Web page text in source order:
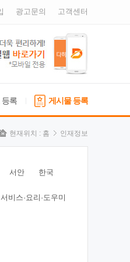
광고문의 고객센터
등록 게시물 등록
현재위치 : 홈 인재정보
서안 한국
서비스·요리·도우미